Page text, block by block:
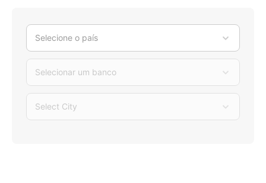
Selecione o país
Selecionar um banco
Select City